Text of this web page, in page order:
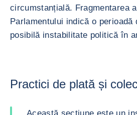
circumstanțială. Fragmentarea
Parlamentului indică o
posibilă instabilitate politică în
Practici de plată și